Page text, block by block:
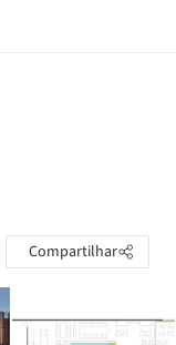
Compartilhar